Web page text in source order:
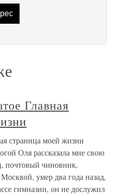
Главная
страница моей жизни
Оля рассказала мне свою
почтовый чиновник,
умер два года назад,
гимназии, он не дослужил